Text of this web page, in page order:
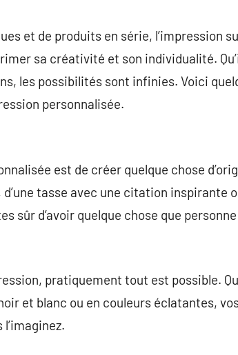
et de produits en série, l’impression
sa créativité et son individualité.
les possibilités sont infinies. Voici
personnalisée.
est de créer quelque chose
tasse avec une citation inspirante
d’avoir quelque chose que personne
pratiquement tout est possible.
et blanc ou en couleurs éclatantes,